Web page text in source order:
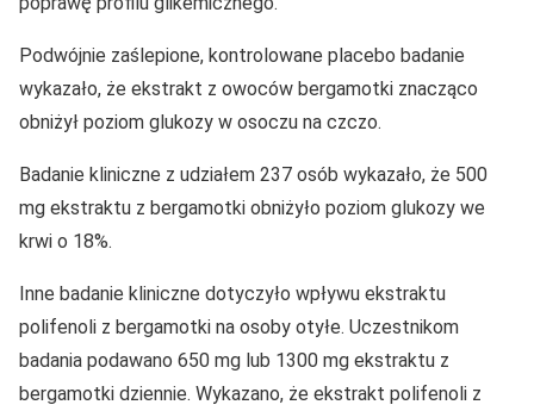
Podwójnie zaślepione, kontrolowane placebo badanie
wykazało, że ekstrakt z owoców bergamotki znacząco
obniżył poziom glukozy w osoczu na czczo.
Badanie kliniczne z udziałem 237 osób wykazało, że 500
mg ekstraktu z bergamotki obniżyło poziom glukozy we
krwi o 18%.
Inne badanie kliniczne dotyczyło wpływu ekstraktu
polifenoli z bergamotki na osoby otyłe. Uczestnikom
badania podawano 650 mg lub 1300 mg ekstraktu z
bergamotki dziennie. Wykazano, że ekstrakt polifenoli z